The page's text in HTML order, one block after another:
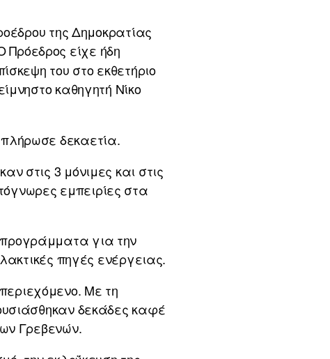
της Δημοκρατίας
Πρόεδρος είχε ήδη
του στο εκθετήριο
καθηγητή Νίκο
δεκαετία.
στις 3 μόνιμες και στις
εμπειρίες στα
για την
πηγές ενέργειας.
Με τη
δεκάδες καφέ
Γρεβενών.